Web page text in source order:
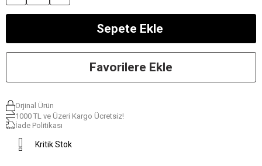
Favorilere Ekle
Orjinal Ürün
1000 TL ve Üzeri Kargo Ücretsiz!
İade Politikası
Kritik Stok